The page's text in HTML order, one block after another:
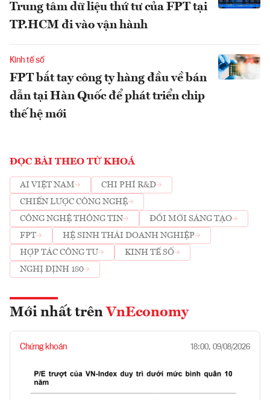
Trung tâm dữ liệu thứ tư của FPT tại
TP.HCM đi vào vận hành
Kinh tế số
FPT bắt tay công ty hàng đầu về bán
dẫn tại Hàn Quốc để phát triển chip
thế hệ mới
ĐỌC BÀI THEO TỪ KHOÁ
AI VIỆT NAM
CHI PHÍ R&D
CHIẾN LƯỢC CÔNG NGHỆ
CÔNG NGHỆ THÔNG TIN
ĐỔI MỚI SÁNG TẠO
FPT
HỆ SINH THÁI DOANH NGHIỆP
HỢP TÁC CÔNG TƯ
KINH TẾ SỐ
NGHỊ ĐỊNH 180
Mới nhất trên VnEconomy
Chứng khoán 18:00, 09/08/2026